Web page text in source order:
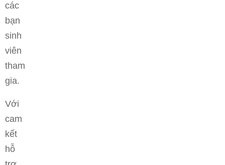
các
bạn
sinh
viên
tham
gia.
Với
cam
kết
hỗ